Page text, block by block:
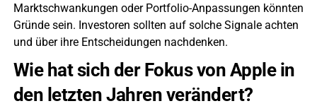
Marktschwankungen oder Portfolio-Anpassungen könnten
Gründe sein. Investoren sollten auf solche Signale achten
und über ihre Entscheidungen nachdenken.
Wie hat sich der Fokus von Apple in
den letzten Jahren verändert?